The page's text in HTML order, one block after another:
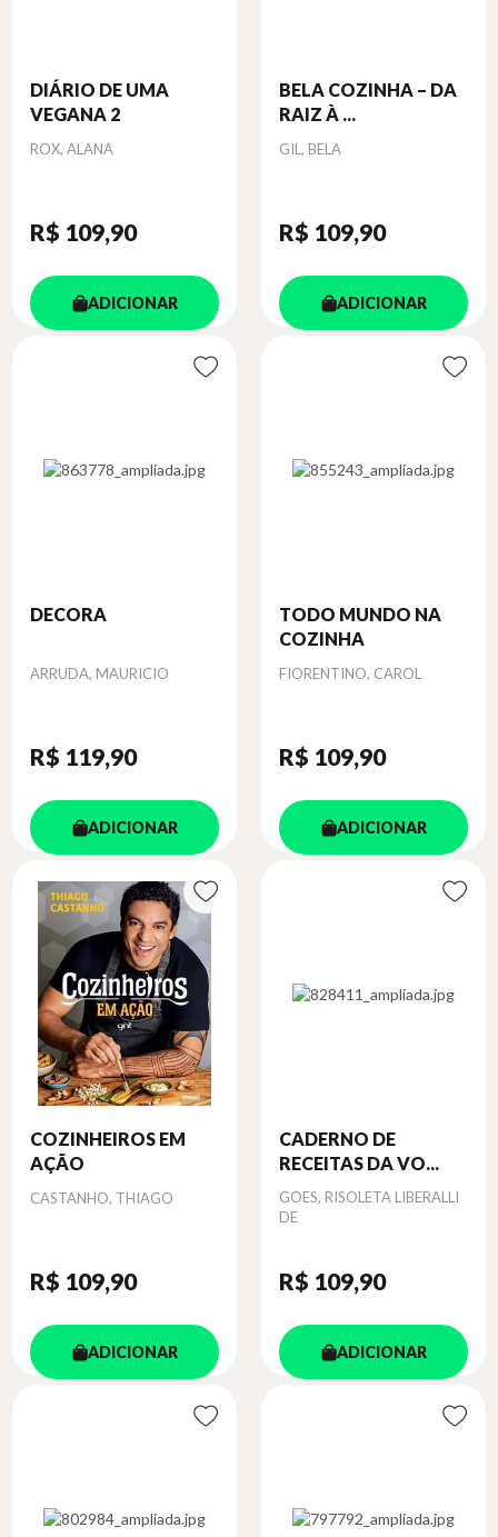
DIÁRIO DE UMA
VEGANA 2
Autor
ROX, ALANA
R$ 109,90
ADICIONAR
BELA COZINHA – DA
RAIZ À ...
Autor
GIL, BELA
R$ 109,90
ADICIONAR
DECORA
Autor
ARRUDA, MAURICIO
R$ 119,90
ADICIONAR
TODO MUNDO NA
COZINHA
Autor
FIORENTINO, CAROL
R$ 109,90
ADICIONAR
COZINHEIROS EM
AÇÃO
Autor
CASTANHO, THIAGO
R$ 109,90
ADICIONAR
CADERNO DE
RECEITAS DA VO...
Autor
GOES, RISOLETA LIBERALLI
DE
R$ 109,90
ADICIONAR